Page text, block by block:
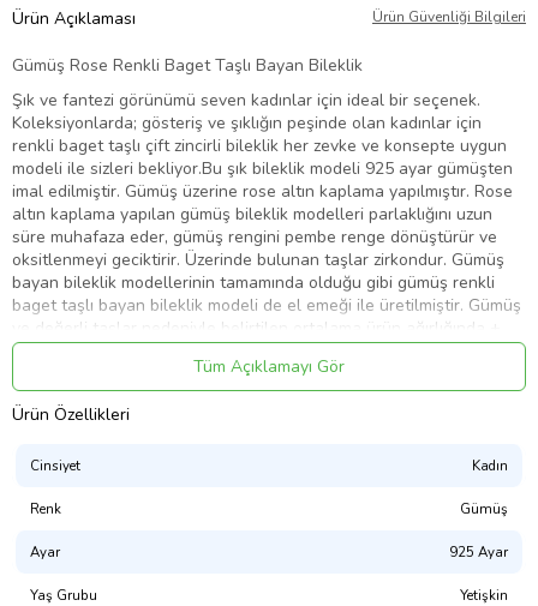
Ürün Açıklaması Ürün Güvenliği Bilgileri
Gümüş Rose Renkli Baget Taşlı Bayan Bileklik
Şık ve fantezi görünümü seven kadınlar için ideal bir seçenek.
Koleksiyonlarda; gösteriş ve şıklığın peşinde olan kadınlar için
renkli baget taşlı çift zincirli bileklik her zevke ve konsepte uygun
modeli ile sizleri bekliyor.Bu şık bileklik modeli 925 ayar gümüşten
imal edilmiştir. Gümüş üzerine rose altın kaplama yapılmıştır. Rose
altın kaplama yapılan gümüş bileklik modelleri parlaklığını uzun
süre muhafaza eder, gümüş rengini pembe renge dönüştürür ve
oksitlenmeyi geciktirir. Üzerinde bulunan taşlar zirkondur. Gümüş
bayan bileklik modellerinin tamamında olduğu gibi gümüş renkli
baget taşlı bayan bileklik modeli de el emeği ile üretilmiştir. Gümüş
ve değerli taşlar nedeniyle belirtilen ortalama ürün ağırlığında ±
%10 sapma olabilmektedir.
Ort. Ağırlık: 3.60 gr.
Ürün Kodu:
Tüm Açıklamayı Gör
Ürün Özellikleri
Cinsiyet Kadın
Renk Gümüş
Ayar 925 Ayar
Yaş Grubu Yetişkin